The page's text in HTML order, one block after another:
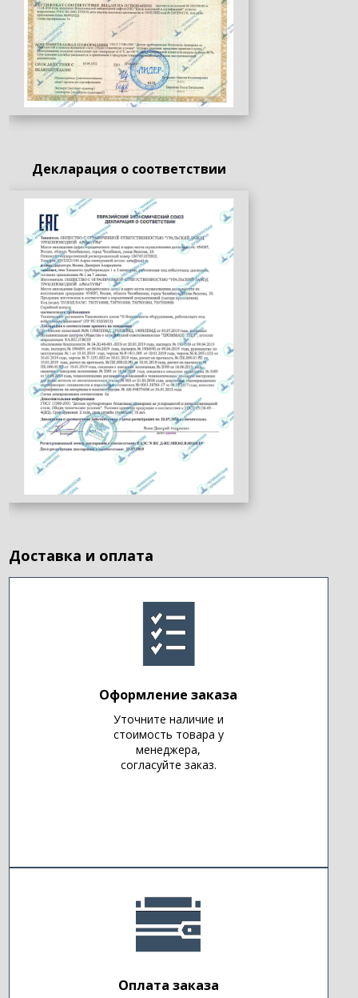
Декларация о соответствии
Доставка и оплата
Оформление заказа
Уточните наличие и
стоимость товара у
менеджера,
согласуйте заказ.
Оплата заказа